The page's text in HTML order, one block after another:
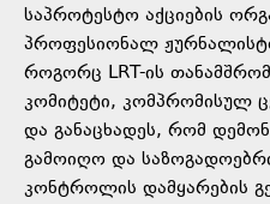
საპროტესტო აქციების
პროფესიონალ
როგორც LRT-ის
კომიტეტი, კომპრომისულ
და განაცხადეს, რომ
გამოიღო და
კონტროლის დამყარების